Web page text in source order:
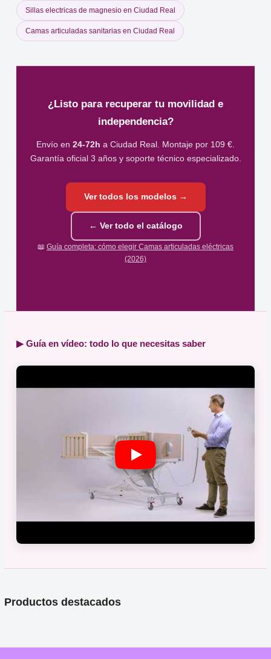
Sillas electricas de magnesio en Ciudad Real
Camas articuladas sanitarias en Ciudad Real
¿Listo para recuperar tu movilidad e
independencia?
Envío en 24-72h a Ciudad Real. Montaje por 109 €.
Garantía oficial 3 años y soporte técnico especializado.
Ver todos los modelos →
← Ver todo el catálogo
📖 Guía completa: cómo elegir Camas articuladas eléctricas
(2026)
▶ Guía en vídeo: todo lo que necesitas saber
Productos destacados